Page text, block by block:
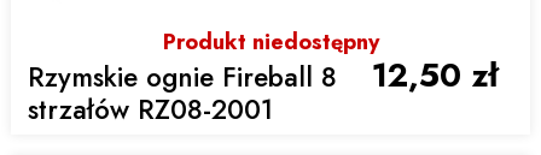
Produkt niedostępny
Rzymskie ognie Fireball 8
strzałów RZ08-2001
12,50 zł